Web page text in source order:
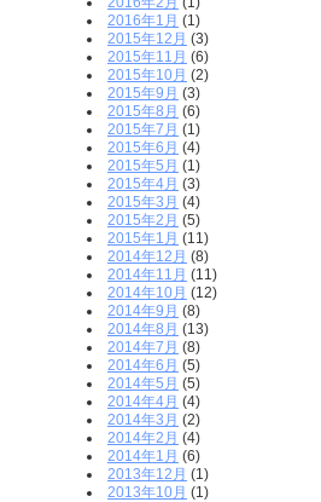
2016年1月 (1)
2015年12月 (3)
2015年11月 (6)
2015年10月 (2)
2015年9月 (3)
2015年8月 (6)
2015年7月 (1)
2015年6月 (4)
2015年5月 (1)
2015年4月 (3)
2015年3月 (4)
2015年2月 (5)
2015年1月 (11)
2014年12月 (8)
2014年11月 (11)
2014年10月 (12)
2014年9月 (8)
2014年8月 (13)
2014年7月 (8)
2014年6月 (5)
2014年5月 (5)
2014年4月 (4)
2014年3月 (2)
2014年2月 (4)
2014年1月 (6)
2013年12月 (1)
2013年10月 (1)